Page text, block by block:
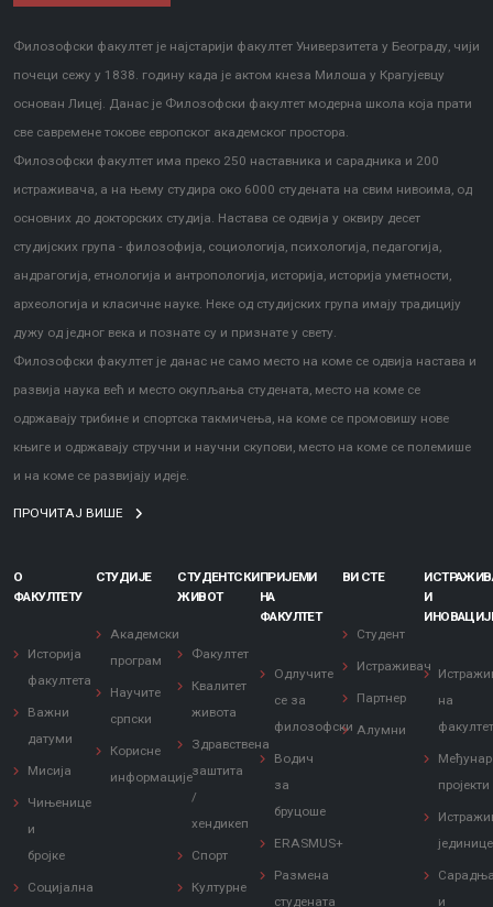
Филозофски факултет је најстарији факултет Универзитета у Београду, чији
почеци сежу у 1838. годину када је актом кнеза Милоша у Крагујевцу
основан Лицеј. Данас је Филозофски факултет модерна школа која прати
све савремене токове европског академског простора.
Филозофски факултет има преко 250 наставника и сарадника и 200
истраживача, а на њему студира око 6000 студената на свим нивоима, од
основних до докторских студија. Настава се одвија у оквиру десет
студијских група - филозофија, социологија, психологија, педагогија,
андрагогија, етнологија и антропологија, историја, историја уметности,
археологија и класичне науке. Неке од студијских група имају традицију
дужу од једног века и познате су и признате у свету.
Филозофски факултет је данас не само место на коме се одвија настава и
развија наука већ и место окупљања студената, место на коме се
одржавају трибине и спортска такмичења, на коме се промовишу нове
књиге и одржавају стручни и научни скупови, место на коме се полемише
и на коме се развијају идеје.
ПРОЧИТАЈ ВИШЕ
О
ФАКУЛТЕТУ
Историја
факултета
Важни
датуми
Мисија
Чињенице
и
бројке
Социјална
СТУДИЈЕ
Академски
програм
Научите
српски
Корисне
информације
СТУДЕНТСКИ
ЖИВОТ
Факултет
Квалитет
живота
Здравствена
заштита
/
хендикеп
Спорт
Културне
ПРИЈЕМИ
НА
ФАКУЛТЕТ
Одлучите
се за
филозофски
Водич
за
бруцоше
ERASMUS+
Размена
студената
ВИ СТЕ
Студент
Истраживач
Партнер
Алумни
И
на
пројекти
јединице
и